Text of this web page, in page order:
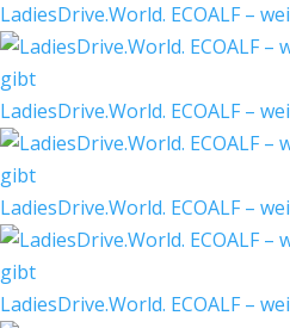
LadiesDrive.World. ECOALF –
LadiesDrive.World. ECOALF –
LadiesDrive.World. ECOALF –
LadiesDrive.World. ECOALF –